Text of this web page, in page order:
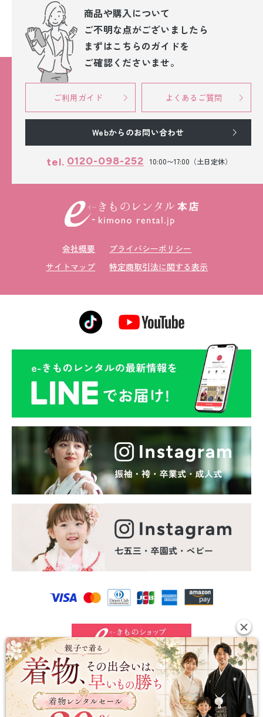
商品や購入について
ご不明な点がございましたら
まずはこちらのガイドを
ご確認くださいませ。
ご利用ガイド よくあるご質問
Webからのお問い合わせ
tel. 0120-098-252 10:00〜17:00（土日定休）
会社概要
プライバシーポリシー
サイトマップ
特定商取引法に関する表示